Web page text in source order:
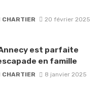
CHARTIER 20 février 2025
est parfaite
en famille
CHARTIER 8 janvier 2025